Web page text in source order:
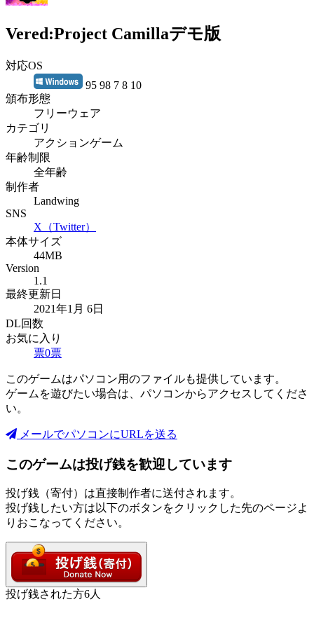
Vered:Project Camillaデモ版
対応OS
95 98 7 8 10
頒布形態
フリーウェア
カテゴリ
アクションゲーム
年齢制限
全年齢
制作者
Landwing
SNS
X（Twitter）
本体サイズ
44MB
Version
1.1
最終更新日
2021年1月 6日
DL回数
お気に入り
票0票
このゲームはパソコン用のファイルも提供しています。
ゲームを遊びたい場合は、パソコンからアクセスしてくださ
い。
メールでパソコンにURLを送る
このゲームは投げ銭を歓迎しています
投げ銭（寄付）は直接制作者に送付されます。
投げ銭したい方は以下のボタンをクリックした先のページよ
りおこなってください。
投げ銭された方6人